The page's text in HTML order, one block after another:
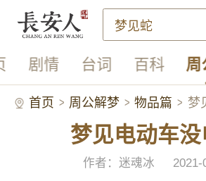
剧情 台词 百科 周
首页 周公解梦 物品篇 梦
梦见电动车没
作者：迷魂冰 2021-